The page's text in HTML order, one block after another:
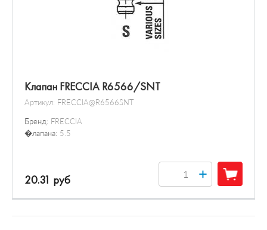
Клапан FRECCIA R6566/SNT
Артикул: FRECCIA@R6566SNT
Бренд: FRECCIA
�лапана: 5.5
20.31 руб +